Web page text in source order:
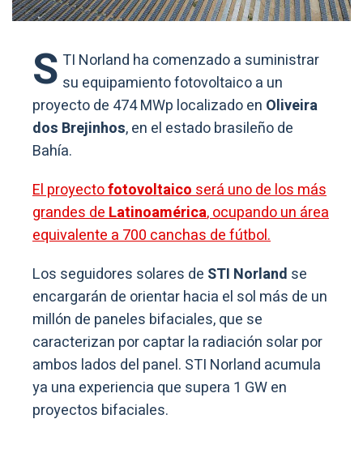
S TI Norland ha comenzado a suministrar
su equipamiento fotovoltaico a un
proyecto de 474 MWp localizado en Oliveira
dos Brejinhos, en el estado brasileño de
Bahía.
El proyectofotovoltaicoserá uno de los más
grandes deLatinoamérica, ocupando un área
equivalente a 700 canchas de fútbol.
Los seguidores solares de STI Norland se
encargarán de orientar hacia el sol más de un
millón de paneles bifaciales, que se
caracterizan por captar la radiación solar por
ambos lados del panel. STI Norland acumula
ya una experiencia que supera 1 GW en
proyectos bifaciales.